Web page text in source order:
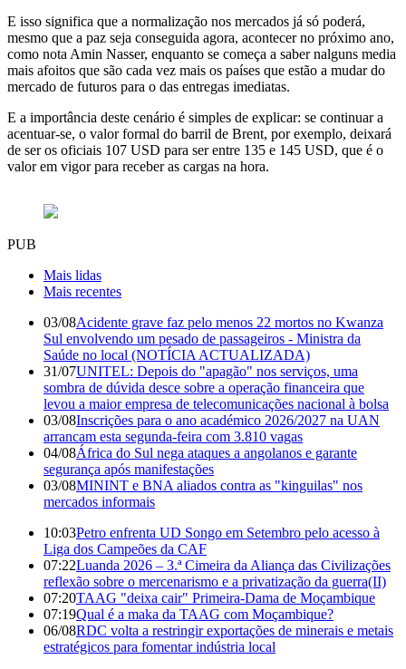
E isso significa que a normalização nos mercados já só poderá,
mesmo que a paz seja conseguida agora, acontecer no próximo ano,
como nota Amin Nasser, enquanto se começa a saber nalguns media
mais afoitos que são cada vez mais os países que estão a mudar do
mercado de futuros para o das entregas imediatas.
E a importância deste cenário é simples de explicar: se continuar a
acentuar-se, o valor formal do barril de Brent, por exemplo, deixará
de ser os oficiais 107 USD para ser entre 135 e 145 USD, que é o
valor em vigor para receber as cargas na hora.
PUB
Mais lidas
Mais recentes
03/08Acidente grave faz pelo menos 22 mortos no Kwanza
Sul envolvendo um pesado de passageiros - Ministra da
Saúde no local (NOTÍCIA ACTUALIZADA)
31/07UNITEL: Depois do "apagão" nos serviços, uma
sombra de dúvida desce sobre a operação financeira que
levou a maior empresa de telecomunicações nacional à bolsa
03/08Inscrições para o ano académico 2026/2027 na UAN
arrancam esta segunda-feira com 3.810 vagas
04/08África do Sul nega ataques a angolanos e garante
segurança após manifestações
03/08MININT e BNA aliados contra as "kinguilas" nos
mercados informais
10:03Petro enfrenta UD Songo em Setembro pelo acesso à
Liga dos Campeões da CAF
07:22Luanda 2026 – 3.ª Cimeira da Aliança das Civilizações
reflexão sobre o mercenarismo e a privatização da guerra(II)
07:20TAAG "deixa cair" Primeira-Dama de Moçambique
07:19Qual é a maka da TAAG com Moçambique?
06/08RDC volta a restringir exportações de minerais e metais
estratégicos para fomentar indústria local